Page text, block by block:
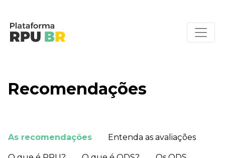
Recomendações
As recomendações Entenda as avaliações